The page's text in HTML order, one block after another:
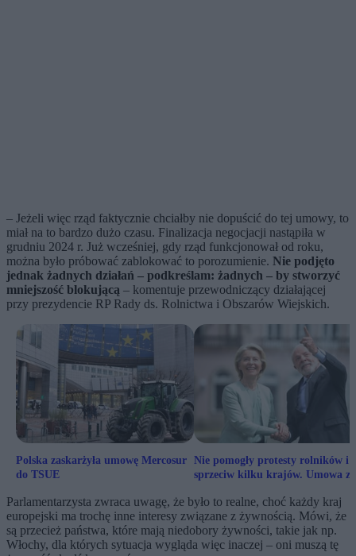
– Jeżeli więc rząd faktycznie chciałby nie dopuścić do tej umowy, to
miał na to bardzo dużo czasu. Finalizacja negocjacji nastąpiła w
grudniu 2024 r. Już wcześniej, gdy rząd funkcjonował od roku,
można było próbować zablokować to porozumienie. Nie podjęto
jednak żadnych działań – podkreślam: żadnych – by stworzyć
mniejszość blokującą – komentuje przewodniczący działającej
przy prezydencie RP Rady ds. Rolnictwa i Obszarów Wiejskich.
Polska zaskarżyła umowę Mercosur
do TSUE
Nie pomogły protesty rolników i
sprzeciw kilku krajów. Umowa z
Parlamentarzysta zwraca uwagę, że było to realne, choć każdy kraj
europejski ma trochę inne interesy związane z żywnością. Mówi, że
są przecież państwa, które mają niedobory żywności, takie jak np.
Włochy, dla których sytuacja wygląda więc inaczej – oni muszą tę